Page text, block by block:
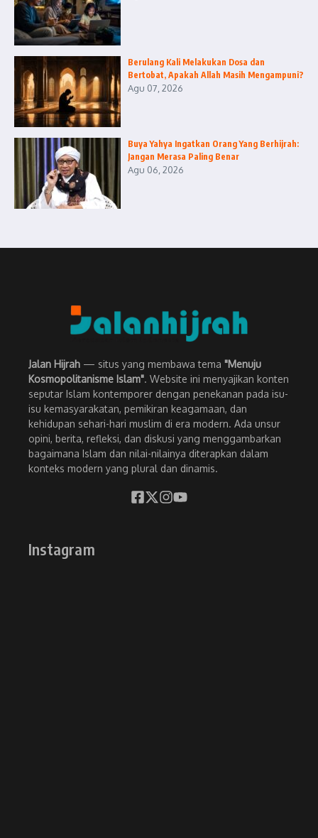
Berulang Kali Melakukan Dosa dan
Bertobat, Apakah Allah Masih Mengampuni?
Agu 07, 2026
Buya Yahya Ingatkan Orang Yang Berhijrah:
Jangan Merasa Paling Benar
Agu 06, 2026
Jalan Hijrah — situs yang membawa tema "Menuju
Kosmopolitanisme Islam". Website ini menyajikan konten
seputar Islam kontemporer dengan penekanan pada isu-
isu kemasyarakatan, pemikiran keagamaan, dan
kehidupan sehari-hari muslim di era modern. Ada unsur
opini, berita, refleksi, dan diskusi yang menggambarkan
bagaimana Islam dan nilai-nilainya diterapkan dalam
konteks modern yang plural dan dinamis.
Instagram